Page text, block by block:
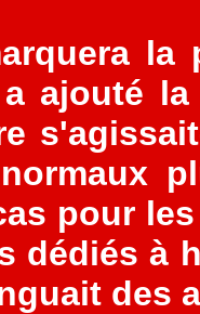
la
ajouté
pour
dédiés à
des